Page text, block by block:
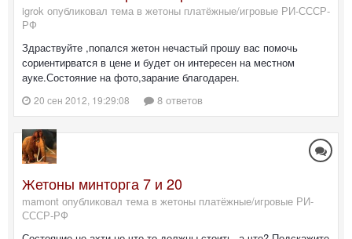
igrok опубликовал тема в жетоны платёжные/игровые РИ-СССР-
РФ
Здраствуйте ,попался жетон нечастый прошу вас помочь
сориентирватся в цене и будет он интересен на местном
ауке.Состояние на фото,зарание благодарен.
20 сен 2012, 19:29:08 8 ответов
Жетоны минторга 7 и 20
mamont опубликовал тема в жетоны платёжные/игровые РИ-
СССР-РФ